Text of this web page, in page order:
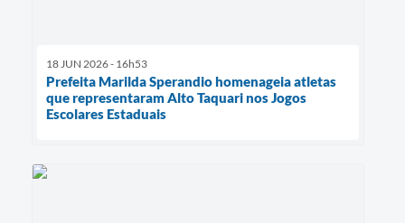
18 JUN 2026 - 16h53
Prefeita Marilda Sperandio homenageia atletas
que representaram Alto Taquari nos Jogos
Escolares Estaduais